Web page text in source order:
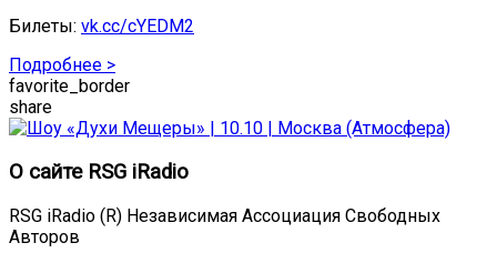
Билеты: vk.cc/cYEDM2
Подробнее >
favorite_border
share
О сайте RSG iRadio
RSG iRadio (R) Независимая Ассоциация Свободных
Авторов